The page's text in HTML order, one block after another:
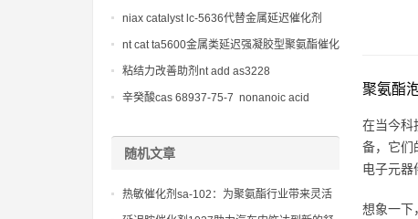
聚氨酯
在当今科
备，它们
电子元器
想象一下
niax catalyst lc-5636代替金属延迟催化剂
nt cat ta5600金属类延迟强凝胶型聚氨酯催化
剂
粘结力改善助剂nt add as3228
辛癸酸cas 68937-75-7 nonanoic acid
随机文章
热敏催化剂sa-102：为聚氨酯行业带来灵活
性